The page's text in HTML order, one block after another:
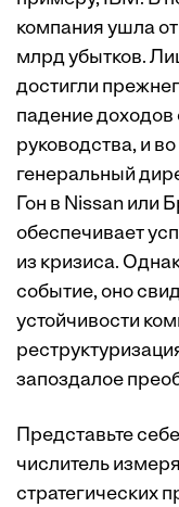
компания ушла
млрд убытков.
достигли
падение
руководства, и
генеральный
Гон в Nissan или
обеспечивает
из кризиса.
событие, оно
устойчивости
запоздалое
Представьте
числитель
стратегических